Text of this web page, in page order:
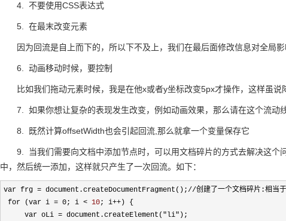
4. 不要使用CSS表达式
5. 在最末改变元素
因为回流是自上而下的，所以下不及上，我们在最后面修改信息对全局影
6. 动画移动时候，要控制
比如我们拖动元素时候，我是在他x或者y坐标改变5px才操作，这样虽
7. 如果你想让复杂的表现发生改变，例如动画效果，那么请在这个流动
8. 既然计算offsetWidth也会引起回流,那么就拿一个变量保存它
9. 当我们需要向文档中添加节点时，可以用文档碎片的方式去解决这个
中，然后统一添加，这样就只产生了一次回流。如下：
var frg = document.createDocumentFragment();//创建了一个文档碎片:相当于
for (var i = 0; i < 10; i++) {
     var oLi = document.createElement("li");